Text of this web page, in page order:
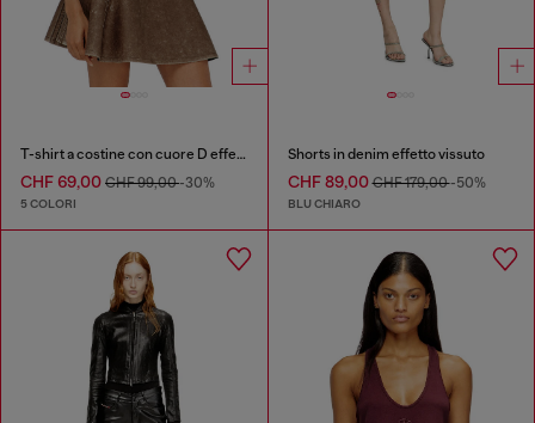
T-shirt a costine con cuore D effetto acquerello
CHF 69,00 CHF 99,00-30%
5 COLORI
Shorts in denim effetto vissuto
CHF 89,00CHF 179,00-50%
BLU CHIARO